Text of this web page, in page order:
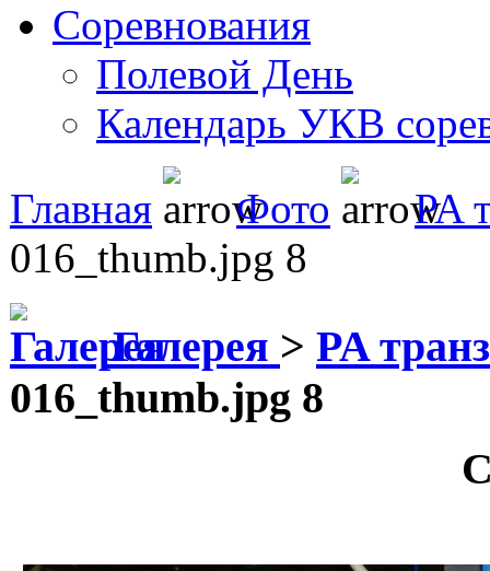
Соревнования
Полевой День
Календарь УКВ
Главная
Фото
PA
016_thumb.jpg 8
Галерея > PA
016_thumb.jpg 8